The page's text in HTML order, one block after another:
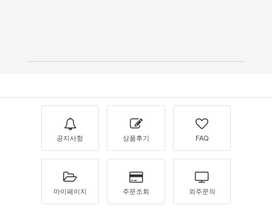
공지사항 상품후기 FAQ
마이페이지 주문조회 외주문의